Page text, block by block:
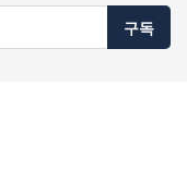
구독